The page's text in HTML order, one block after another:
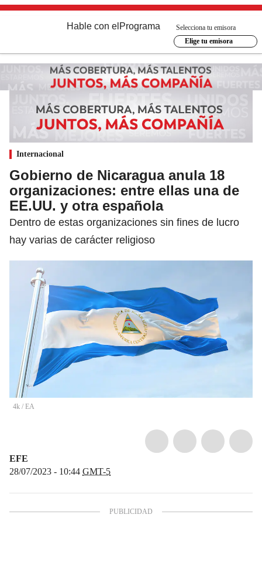
Hable con el Programa
Selecciona tu emisora
Elige tu emisora
Internacional
Gobierno de Nicaragua anula 18
organizaciones: entre ellas una de
EE.UU. y otra española
Dentro de estas organizaciones sin fines de lucro
hay varias de carácter religioso
4k / EA
EFE
28/07/2023 - 10:44 GMT-5